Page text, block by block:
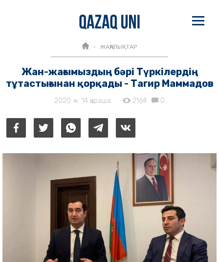
ЖАҢАЛЫҚТАР
Жан-жағымыздың бәрі Түркілердің
тұтастығынан қорқады - Тагир Маммадов
2020 ж. 14 қараша 2164 0